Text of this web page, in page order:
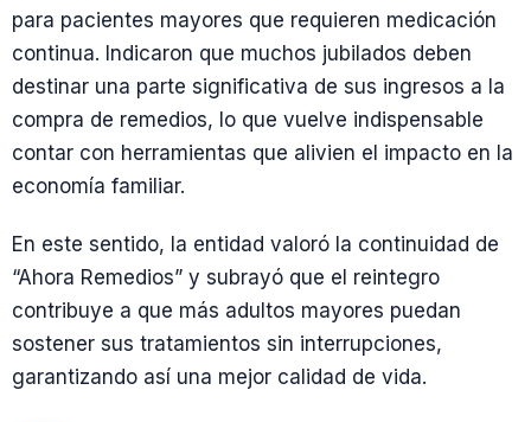
para pacientes mayores que requieren medicación
continua. Indicaron que muchos jubilados deben
destinar una parte significativa de sus ingresos a la
compra de remedios, lo que vuelve indispensable
contar con herramientas que alivien el impacto en la
economía familiar.
En este sentido, la entidad valoró la continuidad de
“Ahora Remedios” y subrayó que el reintegro
contribuye a que más adultos mayores puedan
sostener sus tratamientos sin interrupciones,
garantizando así una mejor calidad de vida.